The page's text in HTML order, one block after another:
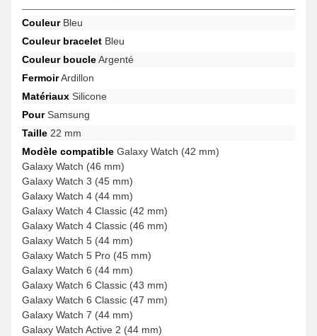
CouleurBleu
Couleur bracelet Bleu
Couleur boucleArgenté
FermoirArdillon
Matériaux Silicone
PourSamsung
Taille 22 mm
Modèle compatible Galaxy Watch (42 mm)
Galaxy Watch (46 mm)
Galaxy Watch 3 (45 mm)
Galaxy Watch 4 (44 mm)
Galaxy Watch 4 Classic (42 mm)
Galaxy Watch 4 Classic (46 mm)
Galaxy Watch 5 (44 mm)
Galaxy Watch 5 Pro (45 mm)
Galaxy Watch 6 (44 mm)
Galaxy Watch 6 Classic (43 mm)
Galaxy Watch 6 Classic (47 mm)
Galaxy Watch 7 (44 mm)
Galaxy Watch Active 2 (44 mm)